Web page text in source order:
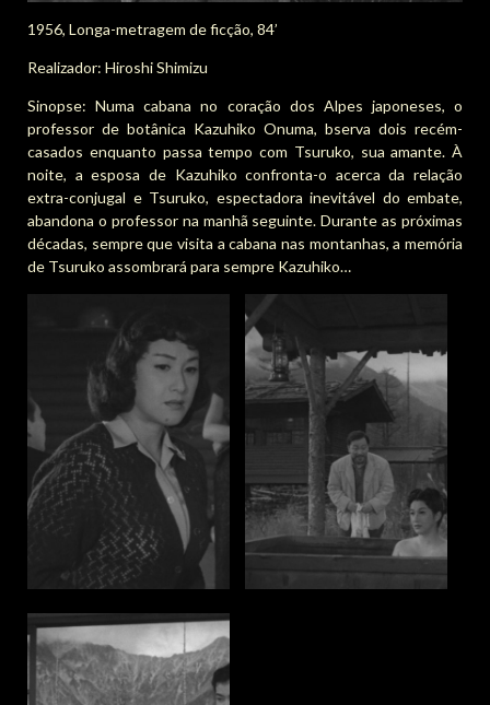
1956, Longa-metragem de ficção, 84’
Realizador: Hiroshi Shimizu
Sinopse: Numa cabana no coração dos Alpes japoneses, o
professor de botânica Kazuhiko Onuma, bserva dois recém-
casados enquanto passa tempo com Tsuruko, sua amante. À
noite, a esposa de Kazuhiko confronta-o acerca da relação
extra-conjugal e Tsuruko, espectadora inevitável do embate,
abandona o professor na manhã seguinte. Durante as próximas
décadas, sempre que visita a cabana nas montanhas, a memória
de Tsuruko assombrará para sempre Kazuhiko…